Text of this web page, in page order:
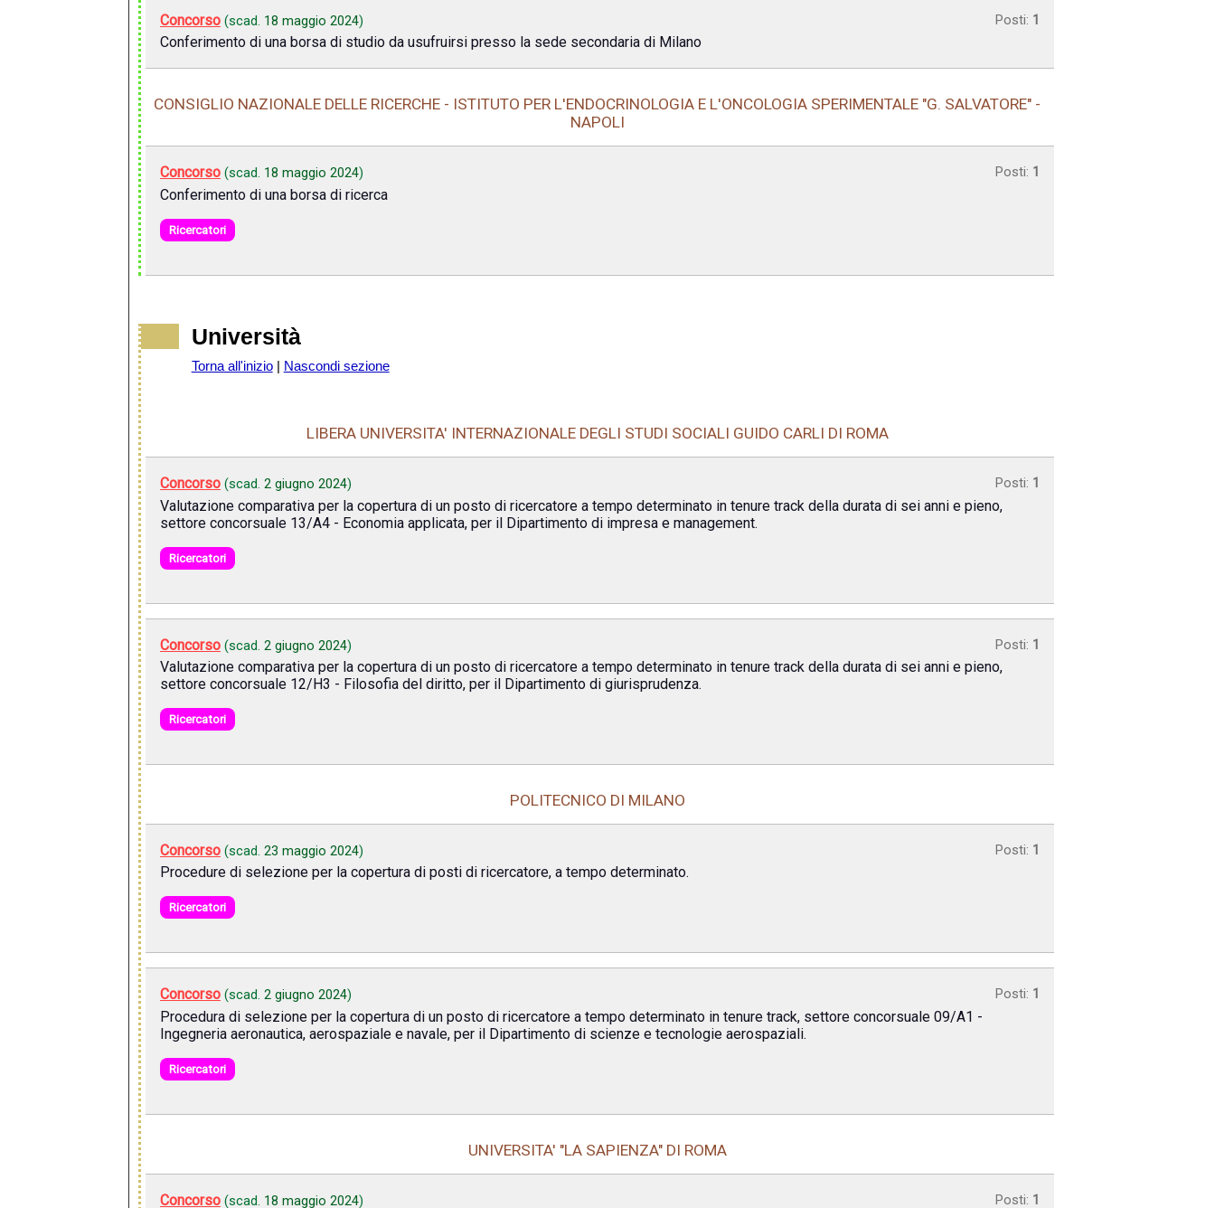
Concorso (scad. 18 maggio 2024) Posti: 1
Conferimento di una borsa di studio da usufruirsi presso la sede secondaria di Milano
CONSIGLIO NAZIONALE DELLE RICERCHE - ISTITUTO PER L'ENDOCRINOLOGIA E L'ONCOLOGIA SPERIMENTALE "G. SALVATORE" -
NAPOLI
Concorso (scad. 18 maggio 2024) Posti: 1
Conferimento di una borsa di ricerca
Ricercatori
Università
Torna all'inizio| Nascondi sezione
LIBERA UNIVERSITA' INTERNAZIONALE DEGLI STUDI SOCIALI GUIDO CARLI DI ROMA
Concorso (scad. 2 giugno 2024) Posti: 1
Valutazione comparativa per la copertura di un posto di ricercatore a tempo determinato in tenure track della durata di sei anni e pieno,
settore concorsuale 13/A4 - Economia applicata, per il Dipartimento di impresa e management.
Ricercatori
Concorso (scad. 2 giugno 2024) Posti: 1
Valutazione comparativa per la copertura di un posto di ricercatore a tempo determinato in tenure track della durata di sei anni e pieno,
settore concorsuale 12/H3 - Filosofia del diritto, per il Dipartimento di giurisprudenza.
Ricercatori
POLITECNICO DI MILANO
Concorso (scad. 23 maggio 2024) Posti: 1
Procedure di selezione per la copertura di posti di ricercatore, a tempo determinato.
Ricercatori
Concorso (scad. 2 giugno 2024) Posti: 1
Procedura di selezione per la copertura di un posto di ricercatore a tempo determinato in tenure track, settore concorsuale 09/A1 -
Ingegneria aeronautica, aerospaziale e navale, per il Dipartimento di scienze e tecnologie aerospaziali.
Ricercatori
UNIVERSITA' "LA SAPIENZA" DI ROMA
Concorso (scad. 18 maggio 2024) Posti: 1